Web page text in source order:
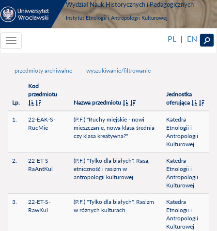
Wydział Nauk Historycznych i Pedagogicznych
Instytut Etnologii i Antropologii Kulturowej
Toggle
navigationToggle
PL | EN
przedmioty archiwalne wyszukiwanie/filtrowanie
Lp.
Kod
przedmiotu
Nazwa przedmiotu
Jednostka
oferująca
1.
22-EAK-S-
RucMie
(P.F.) "Ruchy miejskie - nowi
mieszczanie, nowa klasa średnia
czy klasa kreatywna?"
Katedra
Etnologii i
Antropologii
Kulturowej
2.
22-ET-S-
RaAntKul
(P.F.) "Tylko dla białych". Rasa,
etniczność i rasizm w
antropologii kulturowej
Katedra
Etnologii i
Antropologii
Kulturowej
3.
22-ET-S-
RawKul
(P.F.) "Tylko dla białych". Rasizm
w różnych kulturach
Katedra
Etnologii i
Antropologii
Kulturowej